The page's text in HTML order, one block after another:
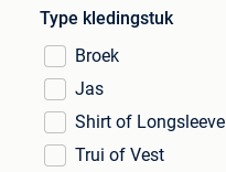
Type kledingstuk
Broek
Jas
Shirt of Longsleeve
Trui of Vest